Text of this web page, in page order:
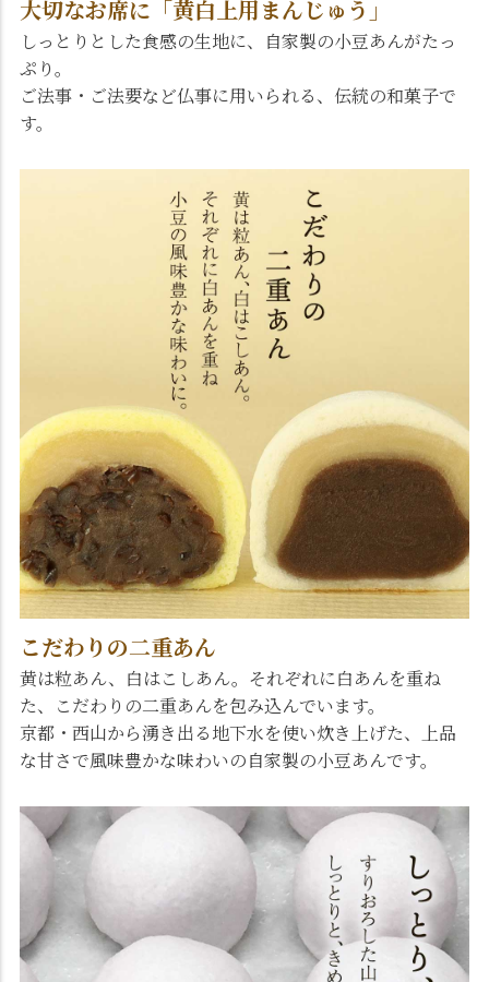
大切なお席に「黄白上用まんじゅう」
しっとりとした食感の生地に、自家製の小豆あんがたっ
ぷり。
ご法事・ご法要など仏事に用いられる、伝統の和菓子で
す。
こだわりの二重あん
黄は粒あん、白はこしあん。それぞれに白あんを重ね
た、こだわりの二重あんを包み込んでいます。
京都・西山から湧き出る地下水を使い炊き上げた、上品
な甘さで風味豊かな味わいの自家製の小豆あんです。